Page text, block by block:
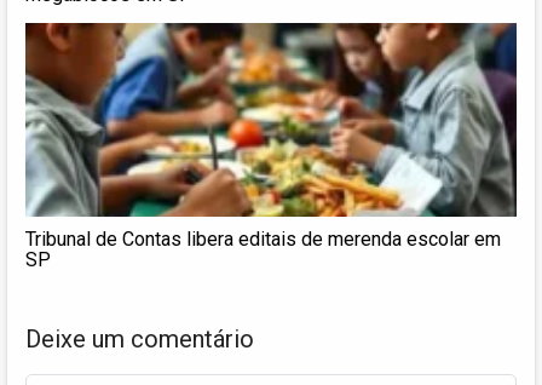
Tribunal de Contas libera editais de merenda escolar em
SP
Deixe um comentário